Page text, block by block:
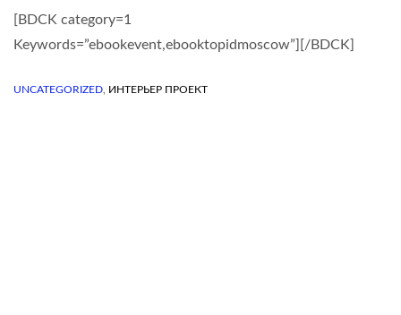
[BDCK category=1
Keywords=”ebookevent,ebooktopidmoscow”][/BDCK]
UNCATEGORIZED, ИНТЕРЬЕР ПРОЕКТ